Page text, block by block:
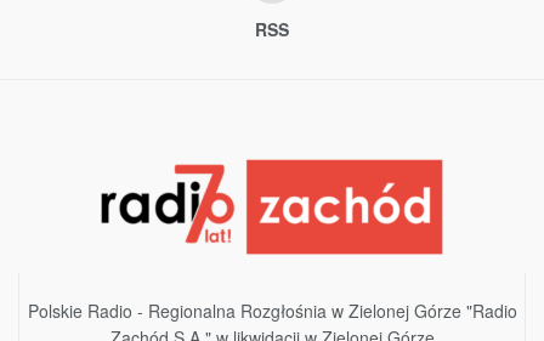
RSS
Polskie Radio - Regionalna Rozgłośnia w Zielonej Górze "Radio